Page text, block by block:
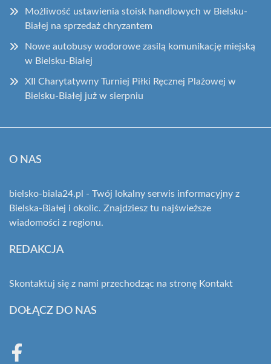
Możliwość ustawienia stoisk handlowych w Bielsku-
Białej na sprzedaż chryzantem
Nowe autobusy wodorowe zasilą komunikację miejską
w Bielsku-Białej
XII Charytatywny Turniej Piłki Ręcznej Plażowej w
Bielsku-Białej już w sierpniu
O NAS
bielsko-biala24.pl - Twój lokalny serwis informacyjny z
Bielska-Białej i okolic. Znajdziesz tu najświeższe
wiadomości z regionu.
REDAKCJA
Skontaktuj się z nami przechodząc na stronę Kontakt
DOŁĄCZ DO NAS